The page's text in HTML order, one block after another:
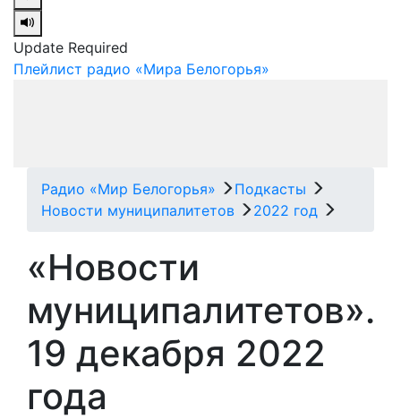
Update Required
Плейлист радио «Мира Белогорья»
Радио «Мир Белогорья»
Подкасты
Новости муниципалитетов
2022 год
«Новости
муниципалитетов».
19 декабря 2022
года